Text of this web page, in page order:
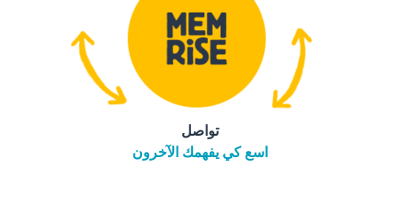
تواصل
اسع كي يفهمك الآخرون